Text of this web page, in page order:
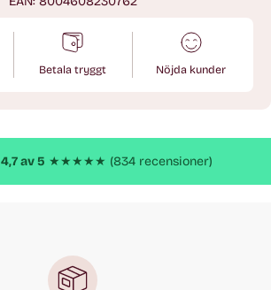
Betala tryggt Nöjda kunder
4,7 av 5 ★★★★★ (834 recensioner)